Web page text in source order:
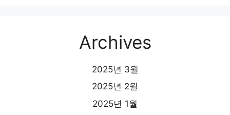
Archives
2025년 3월
2025년 2월
2025년 1월